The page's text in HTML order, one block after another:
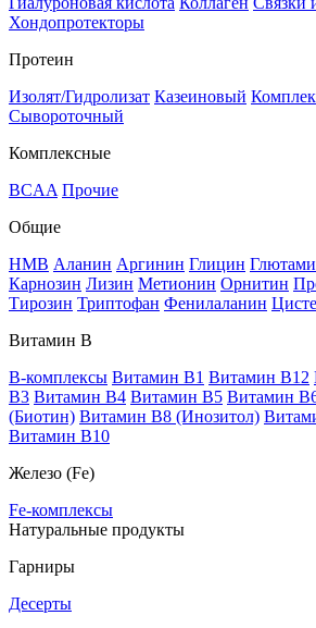
Хондопротекторы
Протеин
Изолят/Гидролизат Казеиновый
Сывороточный
Комплексные
BCAA Прочие
Общие
HMB Аланин Аргинин Глицин
Карнозин Лизин Метионин Орнитин
Тирозин Триптофан Фенилаланин
Витамин В
B-комплексы Витамин B1 Витамин B12
B3 Витамин B4 Витамин B5 Витамин
(Биотин) Витамин B8 (Инозитол)
Витамин В10
Железо (Fe)
Fe-комплексы
Натуральные продукты
Гарниры
Десерты